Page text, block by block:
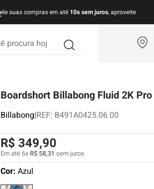
FRETE GRÁTISpara todo Brasil nas compras acima de
Boardshort Billabong Fluid 2K
Billabong|REF: B491A0425.06.00
R$ 349,90
Em até 6xR$ 58,31 sem juros
Cor: Azul